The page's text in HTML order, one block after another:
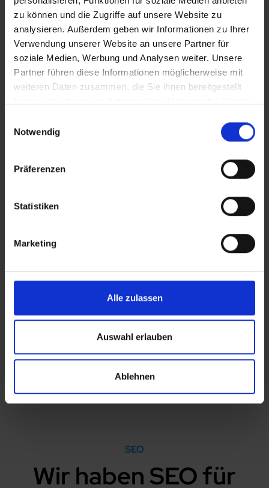
zu können und die Zugriffe auf unsere Website zu
analysieren. Außerdem geben wir Informationen zu Ihrer
Verwendung unserer Website an unsere Partner für
soziale Medien, Werbung und Analysen weiter. Unsere
Partner führen diese Informationen möglicherweise mit
weiteren Daten zusammen, die Sie ihnen bereitgestellt
Notwendig
Präferenzen
Statistiken
Marketing
Alle zulassen
Auswahl erlauben
Ablehnen
GESCHÄRFT
SEO
Wir haben SEO für